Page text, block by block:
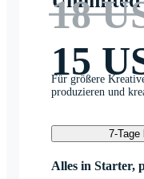
18
15
Für größere
produzieren und
7-Tage
Alles in Starter,